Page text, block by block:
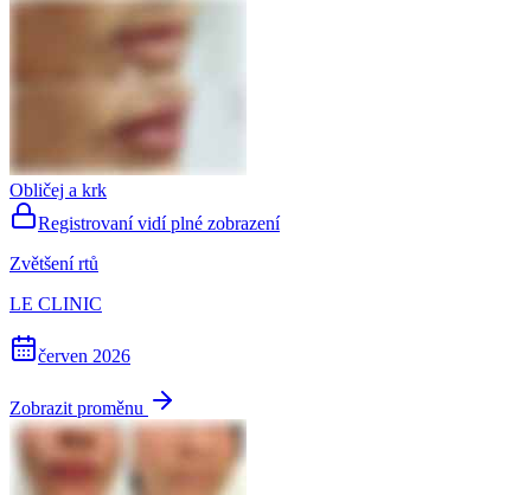
Obličej a krk
Registrovaní vidí plné zobrazení
Zvětšení rtů
LE CLINIC
červen 2026
Zobrazit proměnu